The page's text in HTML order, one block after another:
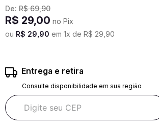
De: R$ 69,90
R$ 29,00 no Pix
ou R$ 29 90 em 1x de R$ 29 90
Entrega e retira
Consulte disponibilidade em sua região